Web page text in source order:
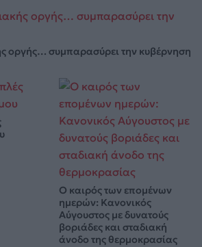
οργής… συμπαρασύρει την κυβέρνηση
Ο καιρός των επομένων
ημερών: Κανονικός
Αύγουστος με δυνατούς
βοριάδες και σταδιακή
άνοδο της θερμοκρασίας